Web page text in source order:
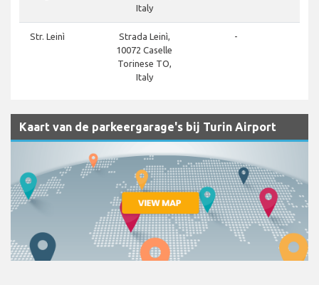
Italy
Str. Leinì
Strada Leinì,
10072 Caselle
Torinese TO,
Italy
-
Kaart van de parkeergarage's bij Turin Airport